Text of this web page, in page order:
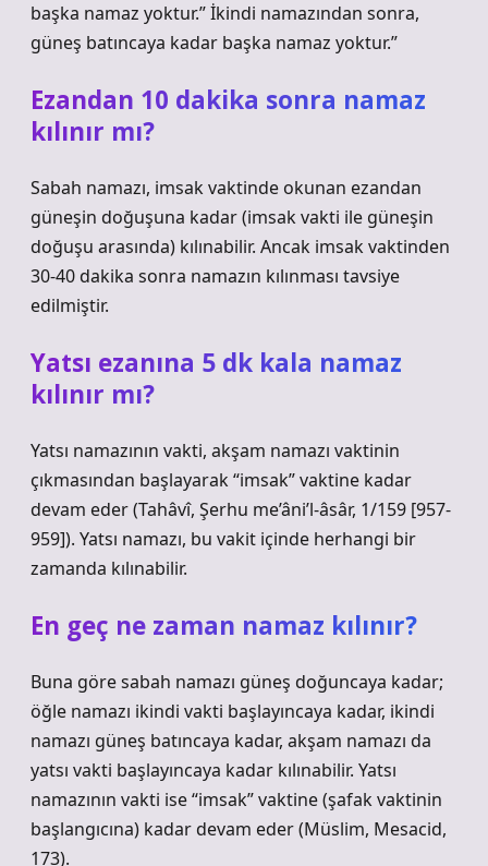
başka namaz yoktur.” İkindi namazından sonra,
güneş batıncaya kadar başka namaz yoktur.”
Ezandan 10 dakika sonra namaz
kılınır mı?
Sabah namazı, imsak vaktinde okunan ezandan
güneşin doğuşuna kadar (imsak vakti ile güneşin
doğuşu arasında) kılınabilir. Ancak imsak vaktinden
30-40 dakika sonra namazın kılınması tavsiye
edilmiştir.
Yatsı ezanına 5 dk kala namaz
kılınır mı?
Yatsı namazının vakti, akşam namazı vaktinin
çıkmasından başlayarak “imsak” vaktine kadar
devam eder (Tahâvî, Şerhu me’âni’l-âsâr, 1/159 [957-
959]). Yatsı namazı, bu vakit içinde herhangi bir
zamanda kılınabilir.
En geç ne zaman namaz kılınır?
Buna göre sabah namazı güneş doğuncaya kadar;
öğle namazı ikindi vakti başlayıncaya kadar, ikindi
namazı güneş batıncaya kadar, akşam namazı da
yatsı vakti başlayıncaya kadar kılınabilir. Yatsı
namazının vakti ise “imsak” vaktine (şafak vaktinin
başlangıcına) kadar devam eder (Müslim, Mesacid,
173).